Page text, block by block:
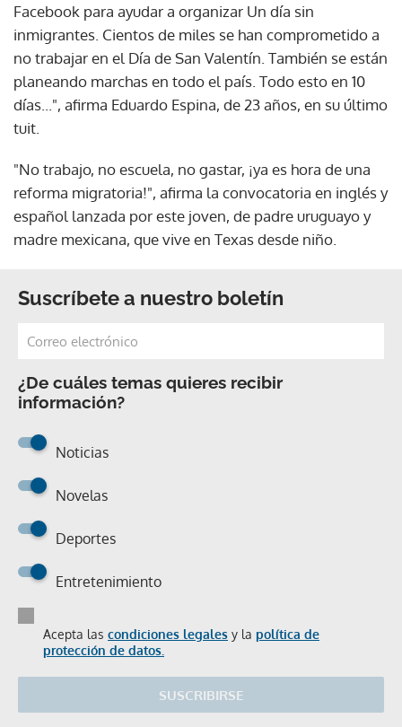
Facebook para ayudar a organizar Un día sin
inmigrantes. Cientos de miles se han comprometido a
no trabajar en el Día de San Valentín. También se están
planeando marchas en todo el país. Todo esto en 10
días...", afirma Eduardo Espina, de 23 años, en su último
tuit.
"No trabajo, no escuela, no gastar, ¡ya es hora de una
reforma migratoria!", afirma la convocatoria en inglés y
español lanzada por este joven, de padre uruguayo y
madre mexicana, que vive en Texas desde niño.
Suscríbete a nuestro boletín
¿De cuáles temas quieres recibir
información?
Noticias
Novelas
Deportes
Entretenimiento
Acepta las condiciones legales y la política de
protección de datos.
SUSCRIBIRSE